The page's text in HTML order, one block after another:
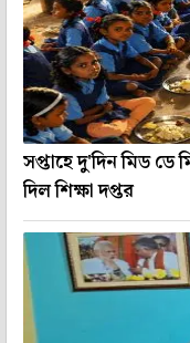
সপ্তাহে দু'দিন মিড ডে
দিল শিক্ষা দপ্তর